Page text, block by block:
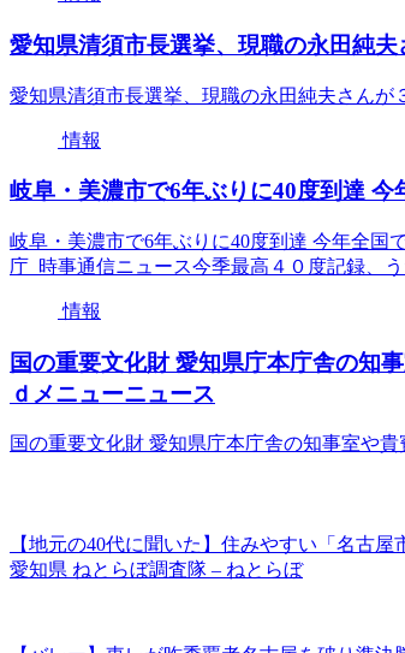
愛知県清須市長選挙、現職の永田純
愛知県清須市長選挙、現職の永田純夫さんが
情報
岐阜・美濃市で6年ぶりに40度到達
岐阜・美濃市で6年ぶりに40度到達 今年全国
庁 時事通信ニュース今季最高４０度記録、
情報
国の重要文化財 愛知県庁本庁舎の知
ｄメニューニュース
国の重要文化財 愛知県庁本庁舎の知事室や
【地元の40代に聞いた】住みやすい「名古
愛知県 ねとらぼ調査隊 – ねとらぼ